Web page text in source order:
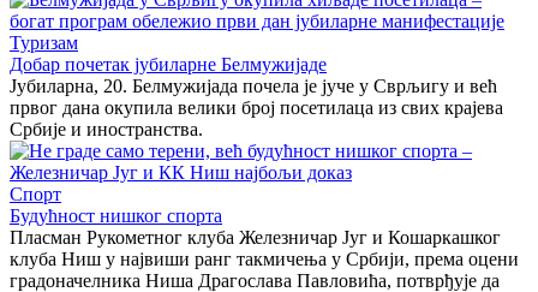
Туризам
Добар почетак јубиларне Белмужијаде
Јубиларна, 20. Белмужијада почела је јуче у Сврљигу и већ
првог дана окупила велики број посетилаца из свих крајева
Србије и иностранства.
Спорт
Будућност нишког спорта
Пласман Рукометног клуба Железничар Југ и Кошаркашког
клуба Ниш у највиши ранг такмичења у Србији, према оцени
градоначелника Ниша Драгослава Павловића, потврђује да